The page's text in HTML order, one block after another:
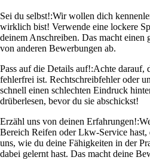
Sei du selbst!:Wir wollen dich
wirklich bist! Verwende eine lockere
deinem Anschreiben. Das macht
von anderen Bewerbungen ab.
Pass auf die Details auf!:Achte darauf,
fehlerfrei ist. Rechtschreibfehler oder
schnell einen schlechten Eindruck
drüberlesen, bevor du sie abschickst!
Erzähl uns von deinen Erfahrungen!:
Bereich Reifen oder Lkw-Service hast,
uns, wie du deine Fähigkeiten in der
dabei gelernt hast. Das macht deine